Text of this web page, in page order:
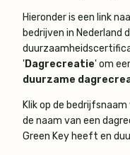
Hieronder is een link
bedrijven in Nederland
'Dagrecreatie' om
duurzame
Klik op de
de naam van een
Green Key heeft en